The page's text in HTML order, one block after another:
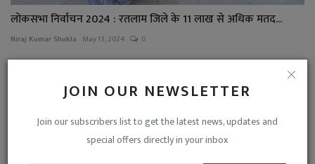
JOIN OUR NEWSLETTER
Join our subscribers list to get the latest news, updates and
special offers directly in your inbox
लोकसभा निर्वाचन 2024 : रतलाम जिले के 11 लाख से अधिक मतद...
Niraj Kumar Shukla May 13, 2024 0